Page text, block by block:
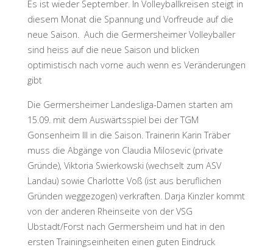
Es ist wieder September. In Volleyballkreisen steigt in
diesem Monat die Spannung und Vorfreude auf die
neue Saison. Auch die Germersheimer Volleyballer
sind heiss auf die neue Saison und blicken
optimistisch nach vorne auch wenn es Veränderungen
gibt
Die Germersheimer Landesliga-Damen starten am
15.09. mit dem Auswärtsspiel bei der TGM
Gonsenheim III in die Saison. Trainerin Karin Träber
muss die Abgänge von Claudia Milosevic (private
Gründe), Viktoria Swierkowski (wechselt zum ASV
Landau) sowie Charlotte Voß (ist aus beruflichen
Gründen weggezogen) verkraften. Darja Kinzler kommt
von der anderen Rheinseite von der VSG
Ubstadt/Forst nach Germersheim und hat in den
ersten Trainingseinheiten einen guten Eindruck